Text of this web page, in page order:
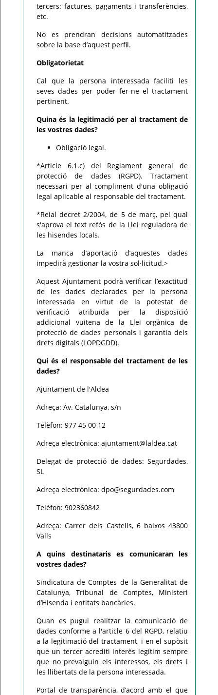
tercers: factures, pagaments i transferències,
etc.
No es prendran decisions automatitzades
sobre la base d’aquest perfil.
Obligatorietat
Cal que la persona interessada faciliti les
seves dades per poder fer-ne el tractament
pertinent.
Quina és la legitimació per al tractament de
les vostres dades?
Obligació legal.
*Article 6.1.c) del Reglament general de
protecció de dades (RGPD). Tractament
necessari per al compliment d'una obligació
legal aplicable al responsable del tractament.
*Reial decret 2/2004, de 5 de març, pel qual
s'aprova el text refós de la Llei reguladora de
les hisendes locals.
La manca d’aportació d’aquestes dades
impedirà gestionar la vostra sol·licitud.>
Aquest Ajuntament podrà verificar l’exactitud
de les dades declarades per la persona
interessada en virtut de la potestat de
verificació atribuïda per la disposició
addicional vuitena de la Llei orgànica de
protecció de dades personals i garantia dels
drets digitals (LOPDGDD).
Qui és el responsable del tractament de les
dades?
Ajuntament de l'Aldea
Adreça: Av. Catalunya, s/n
Telèfon: 977 45 00 12
Adreça electrònica: ajuntament@laldea.cat
Delegat de protecció de dades: Segurdades,
SL
Adreça electrònica: dpo@segurdades.com
Telèfon: 902360842
Adreça: Carrer dels Castells, 6 baixos 43800
Valls
A quins destinataris es comunicaran les
vostres dades?
Sindicatura de Comptes de la Generalitat de
Catalunya, Tribunal de Comptes, Ministeri
d’Hisenda i entitats bancàries.
Quan es pugui realitzar la comunicació de
dades conforme a l'article 6 del RGPD, relatiu
a la legitimació del tractament, i en el supòsit
que un tercer acrediti interès legítim sempre
que no prevalguin els interessos, els drets i
les llibertats de la persona interessada.
Portal de transparència, d’acord amb el que